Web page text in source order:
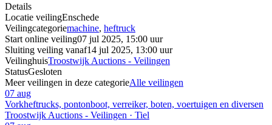
Details
Locatie veilingEnschede
Veilingcategoriemachine, heftruck
Start online veiling07 jul 2025, 15:00 uur
Sluiting veiling vanaf14 jul 2025, 13:00 uur
VeilinghuisTroostwijk Auctions - Veilingen
StatusGesloten
Meer veilingen in deze categorieAlle veilingen
07 aug
Vorkheftrucks, pontonboot, verreiker, boten, voertuigen en diversen
Troostwijk Auctions - Veilingen · Tiel